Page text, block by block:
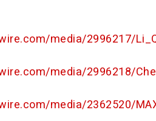
media/2996217/
media/2996218/
media/2362520/